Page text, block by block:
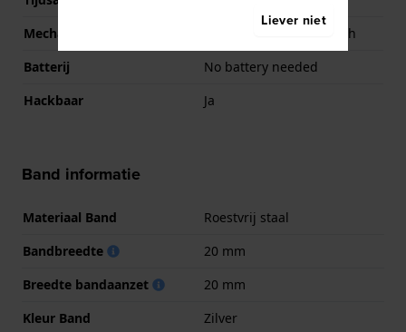
Mechanisme
Mechanisch automatisch
Batterij
No battery needed
Hackbaar
Ja
Band informatie
Materiaal Band
Roestvrij staal
Bandbreedte
20 mm
Breedte bandaanzet
20 mm
Kleur Band
Zilver
Liever niet